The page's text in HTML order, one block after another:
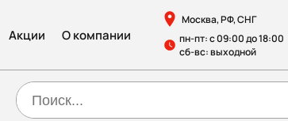
Акции О компании
Москва, РФ, СНГ
пн-пт: с 09:00 до 18:00
сб-вс: выходной